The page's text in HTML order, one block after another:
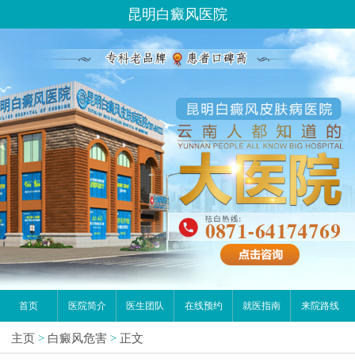
昆明白癜风医院
首页 医院简介 医生团队 在线预约 就医指南 来院路线
主页 > 白癜风危害 > 正文